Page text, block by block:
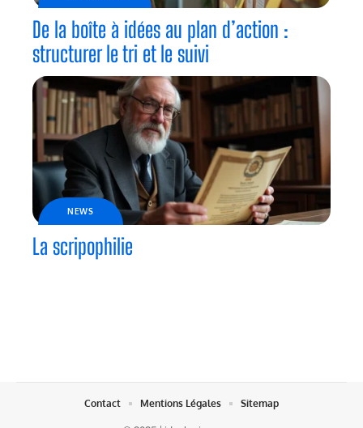
De la boîte à idées au plan d’action :
structurer le tri et le suivi
NEWS
La scripophilie
Contact Mentions Légales Sitemap